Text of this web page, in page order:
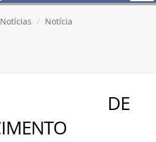
Notícias Notícia
DE